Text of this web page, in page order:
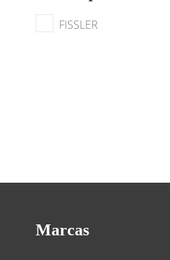
FISSLER
Marcas